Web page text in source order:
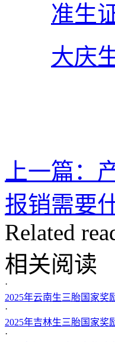
准生
大庆
上一篇：
报销需要
Related
相关阅读
·
2025年云南生三胎国家奖
·
2025年吉林生三胎国家奖
·